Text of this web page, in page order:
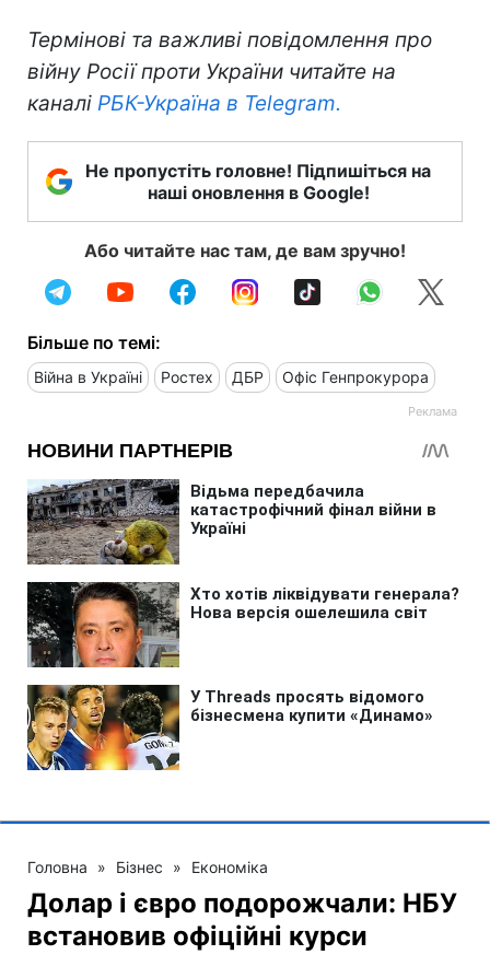
Термінові та важливі повідомлення про
війну Росії проти України читайте на
каналі РБК-Україна в Telegram.
Не пропустіть головне! Підпишіться на
наші оновлення в Google!
Або читайте нас там, де вам зручно!
Більше по темі:
Війна в Україні Ростех ДБР Офіс Генпрокурора
Головна » Бізнес » Економіка
Долар і євро подорожчали: НБУ
встановив офіційні курси